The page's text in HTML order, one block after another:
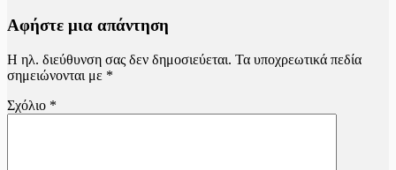
Αφήστε μια απάντηση
Η ηλ. διεύθυνση σας δεν δημοσιεύεται. Τα υποχρεωτικά πεδία
σημειώνονται με *
Σχόλιο *